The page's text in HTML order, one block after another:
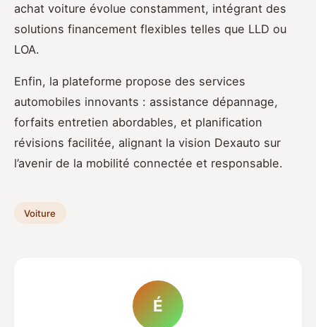
achat voiture évolue constamment, intégrant des
solutions financement flexibles telles que LLD ou
LOA.
Enfin, la plateforme propose des services
automobiles innovants : assistance dépannage,
forfaits entretien abordables, et planification
révisions facilitée, alignant la vision Dexauto sur
l’avenir de la mobilité connectée et responsable.
Voiture
É